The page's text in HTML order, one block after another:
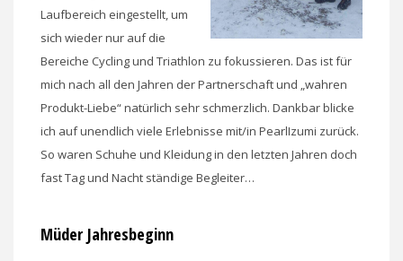
Laufbereich eingestellt, um
sich wieder nur auf die
Bereiche Cycling und Triathlon zu fokussieren. Das ist für
mich nach all den Jahren der Partnerschaft und „wahren
Produkt-Liebe“ natürlich sehr schmerzlich. Dankbar blicke
ich auf unendlich viele Erlebnisse mit/in PearlIzumi zurück.
So waren Schuhe und Kleidung in den letzten Jahren doch
fast Tag und Nacht ständige Begleiter…
Müder Jahresbeginn